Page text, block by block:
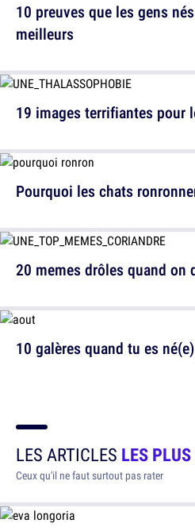
19 images terrifiantes pour
20 memes drôles quand on
10 preuves que les gens
meilleurs
Pourquoi les chats
10 galères quand tu es
LES ARTICLES LES
Ceux qu'il ne faut surtout pas rater